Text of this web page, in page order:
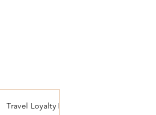
Travel Loyalty Program